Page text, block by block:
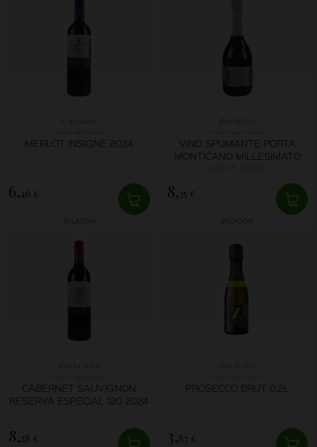
MERLOT INSIGNE 2024
6,46 €
SKLADOM
VINO SPUMANTE PORTA
MONTICANO MILLESIMATO
8, 35 €
SKLADOM
CABERNET SAUVIGNON
RESERVA ESPECIAL 120 2024
8,28 €
PROSECCO BRUT 0,2L
3,87 €